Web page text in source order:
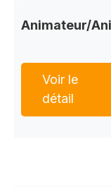
Animateur/
Voir le
détail